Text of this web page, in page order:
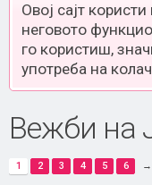
Овој сајт
неговото
го користиш,
употреба на
Вежби на
1 2 3 4 5 6 →